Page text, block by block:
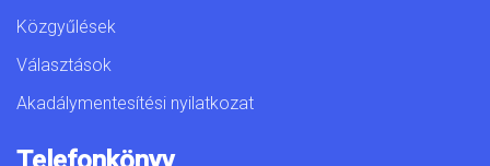
Közgyűlések
Választások
Akadálymentesítési nyilatkozat